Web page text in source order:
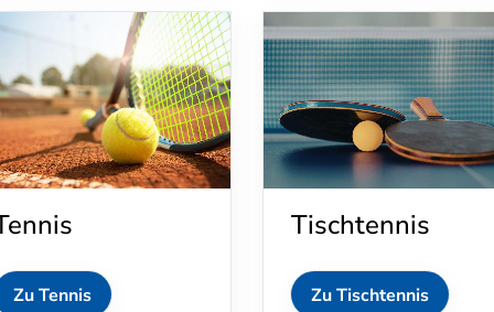
Zu Tennis
Tischtennis
Zu Tischtennis